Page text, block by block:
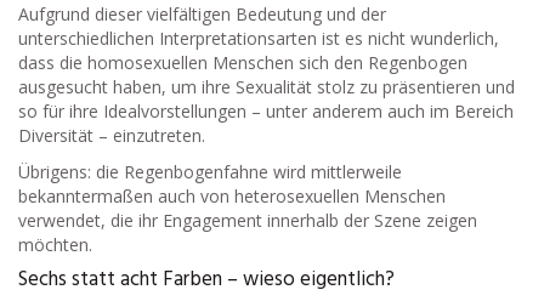
Aufgrund dieser vielfältigen Bedeutung und der
unterschiedlichen Interpretationsarten ist es nicht wunderlich,
dass die homosexuellen Menschen sich den Regenbogen
ausgesucht haben, um ihre Sexualität stolz zu präsentieren und
so für ihre Idealvorstellungen – unter anderem auch im Bereich
Diversität – einzutreten.
Übrigens: die Regenbogenfahne wird mittlerweile
bekanntermaßen auch von heterosexuellen Menschen
verwendet, die ihr Engagement innerhalb der Szene zeigen
möchten.
Sechs statt acht Farben – wieso eigentlich?